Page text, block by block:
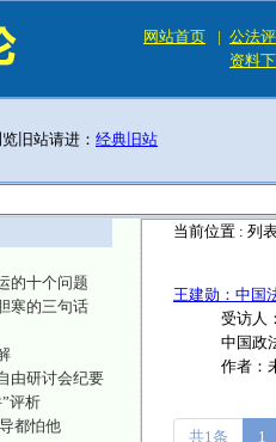
网站首页 | 公法
资料
旧站请进： 经典旧站
的十个问题
寒的三句话
由研讨会纪要
评析
都怕他
当前位置 : 列
王建勋：中国
受访人
中国政
作者：
共1条 1